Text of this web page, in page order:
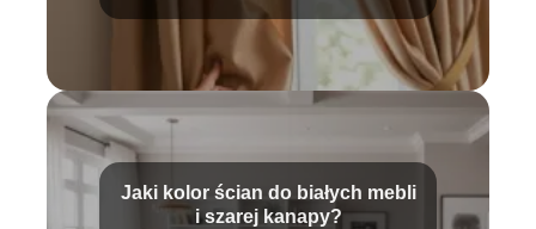
Jaki kolor ścian do białych mebli
i szarej kanapy?